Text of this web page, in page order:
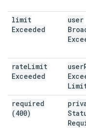
limit
Exceeded
user
rateLimit
Exceeded
user
required
(400)